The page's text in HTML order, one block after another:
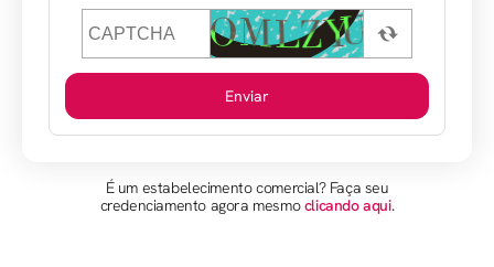
Enviar
É um estabelecimento comercial? Faça seu
credenciamento agora mesmoclicando aqui.